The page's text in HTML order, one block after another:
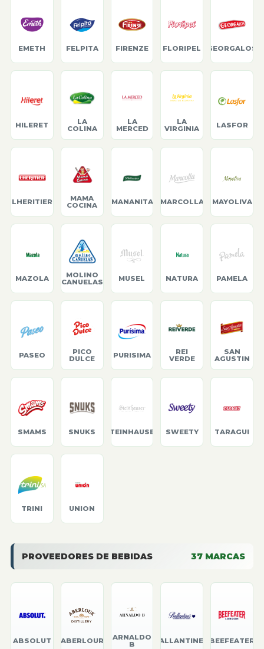
EMETH FELPITA FIRENZE FLORIPEL GEORGALOS
HILERET
LA
COLINA
LA
MERCED
LA
VIRGINIA
LASFOR
LHERITIER
MAMA
COCINA
MANANITA MARCOLLA MAYOLIVA
MAZOLA
MOLINO
CANUELAS
MUSEL NATURA PAMELA
PASEO
PICO
DULCE
PURISIMA
REI
VERDE
SAN
AGUSTIN
SMAMS SNUKS STEINHAUSER SWEETY TARAGUI
TRINI UNION
PROVEEDORES DE BEBIDAS 37 MARCAS
ABSOLUT ABERLOUR
ARNALDO
B
BALLANTINE'S BEEFEATER